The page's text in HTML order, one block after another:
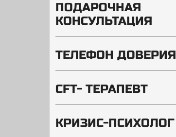
ПОДАРОЧНАЯ
КОНСУЛЬТАЦИЯ
ТЕЛЕФОН ДОВЕРИЯ
CFT- ТЕРАПЕВТ
КРИЗИС-ПСИХОЛОГ